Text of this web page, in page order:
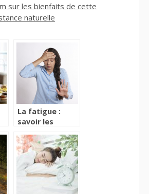
sur les bienfaits de cette
naturelle
La fatigue :
savoir les
moment idéal
pour consulter